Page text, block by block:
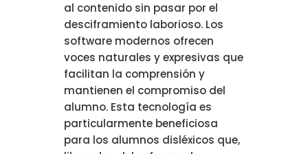
al contenido sin pasar por el
desciframiento laborioso. Los
software modernos ofrecen
voces naturales y expresivas que
facilitan la comprensión y
mantienen el compromiso del
alumno. Esta tecnología es
particularmente beneficiosa
para los alumnos disléxicos que,